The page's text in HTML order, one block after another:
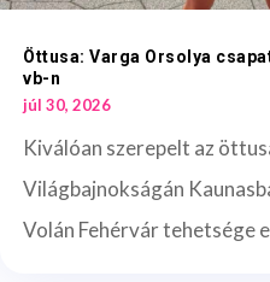
Öttusa: Varga Orsolya
vb-n
júl 30, 2026
Kiválóan szerepelt az
Világbajnokságán
Volán Fehérvár tehetsége